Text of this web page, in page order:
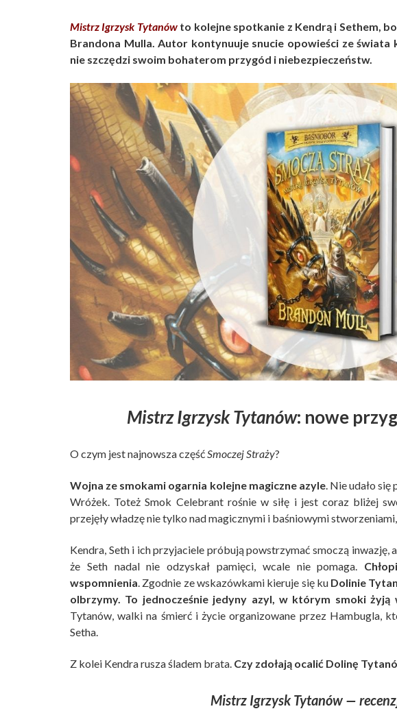
Mistrz Igrzysk Tytanówto kolejne spotkanie z Kendrą i Sethem,
Brandona Mulla. Autor kontynuuje snucie opowieści ze świata
nie szczędzi swoim bohaterom przygód i niebezpieczeństw.
Mistrz Igrzysk Tytanów: nowe
O czym jest najnowsza częśćSmoczej Straży?
Wojna ze smokami ogarnia kolejne magiczne azyle. Nie udało
Wróżek. Toteż Smok Celebrant rośnie w siłę i jest coraz bliżej
przejęły władzę nie tylko nad magicznymi i baśniowymi
Kendra, Seth i ich przyjaciele próbują powstrzymać smoczą inwazję,
że Seth nadal nie odzyskał pamięci, wcale nie pomaga.
wspomnienia. Zgodnie ze wskazówkami kieruje się ku Dolinie
olbrzymy. To jednocześnie jedyny azyl, w którym smoki żyją
Tytanów, walki na śmierć i życie organizowane przez Hambugla,
Setha.
Z kolei Kendra rusza śladem brata. Czy zdołają ocalić Dolinę
Mistrz Igrzysk Tytanów —